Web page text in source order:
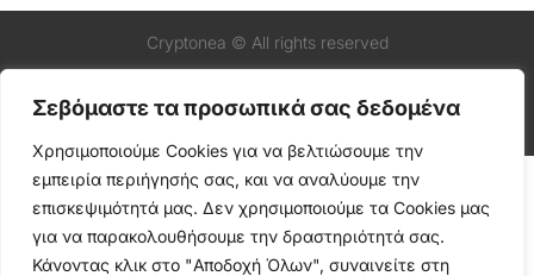
Σεβόμαστε τα προσωπικά σας δεδομένα
Χρησιμοποιούμε Cookies για να βελτιώσουμε την
εμπειρία περιήγησής σας, και να αναλύουμε την
επισκεψιμότητά μας. Δεν χρησιμοποιούμε τα Cookies μας
για να παρακολουθήσουμε την δραστηριότητά σας.
Κάνοντας κλικ στο "Αποδοχή Όλων", συναινείτε στη
Cryptonea © All rights reserved